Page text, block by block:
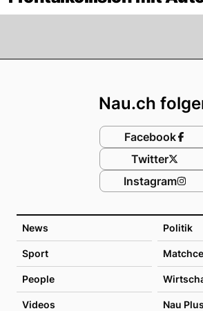
News Politik
Sport
People
Videos Nau Plus
Nau.ch
Facebook
Twitter
Instagram